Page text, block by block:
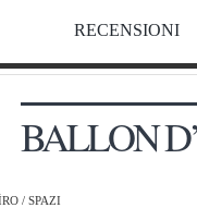
RECENSIONI
BALLON
/ SPAZI